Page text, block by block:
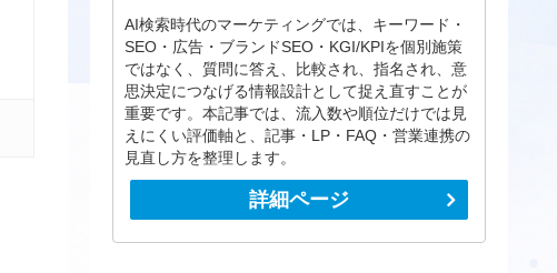
AI検索時代のマーケティングでは、キーワード・
SEO・広告・ブランドSEO・KGI/KPIを個別施策
ではなく、質問に答え、比較され、指名され、意
思決定につなげる情報設計として捉え直すことが
重要です。本記事では、流入数や順位だけでは見
えにくい評価軸と、記事・LP・FAQ・営業連携の
見直し方を整理します。
詳細ページ